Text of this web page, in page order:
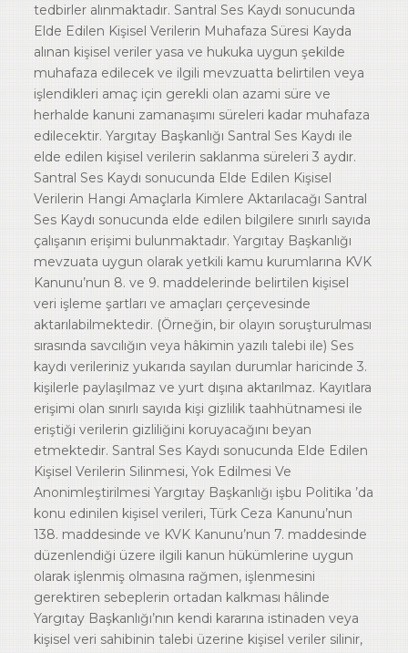
tedbirler alınmaktadır. Santral Ses Kaydı sonucunda
Elde Edilen Kişisel Verilerin Muhafaza Süresi Kayda
alınan kişisel veriler yasa ve hukuka uygun şekilde
muhafaza edilecek ve ilgili mevzuatta belirtilen veya
işlendikleri amaç için gerekli olan azami süre ve
herhalde kanuni zamanaşımı süreleri kadar muhafaza
edilecektir. Yargıtay Başkanlığı Santral Ses Kaydı ile
elde edilen kişisel verilerin saklanma süreleri 3 aydır.
Santral Ses Kaydı sonucunda Elde Edilen Kişisel
Verilerin Hangi Amaçlarla Kimlere Aktarılacağı Santral
Ses Kaydı sonucunda elde edilen bilgilere sınırlı sayıda
çalışanın erişimi bulunmaktadır. Yargıtay Başkanlığı
mevzuata uygun olarak yetkili kamu kurumlarına KVK
Kanunu’nun 8. ve 9. maddelerinde belirtilen kişisel
veri işleme şartları ve amaçları çerçevesinde
aktarılabilmektedir. (Örneğin, bir olayın soruşturulması
sırasında savcılığın veya hâkimin yazılı talebi ile) Ses
kaydı verileriniz yukarıda sayılan durumlar haricinde 3.
kişilerle paylaşılmaz ve yurt dışına aktarılmaz. Kayıtlara
erişimi olan sınırlı sayıda kişi gizlilik taahhütnamesi ile
eriştiği verilerin gizliliğini koruyacağını beyan
etmektedir. Santral Ses Kaydı sonucunda Elde Edilen
Kişisel Verilerin Silinmesi, Yok Edilmesi Ve
Anonimleştirilmesi Yargıtay Başkanlığı işbu Politika ’da
konu edinilen kişisel verileri, Türk Ceza Kanunu’nun
138. maddesinde ve KVK Kanunu’nun 7. maddesinde
düzenlendiği üzere ilgili kanun hükümlerine uygun
olarak işlenmiş olmasına rağmen, işlenmesini
gerektiren sebeplerin ortadan kalkması hâlinde
Yargıtay Başkanlığı’nın kendi kararına istinaden veya
kişisel veri sahibinin talebi üzerine kişisel veriler silinir,